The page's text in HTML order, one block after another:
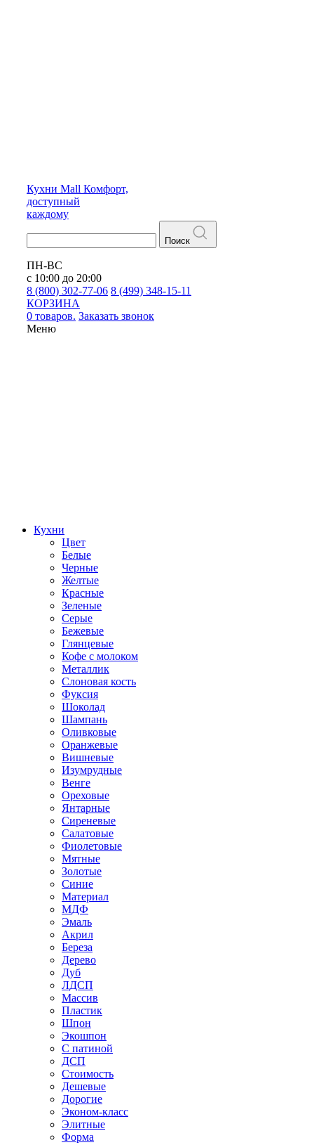
Кухни Mall Комфорт,
доступный
каждому
Поиск
ПН-ВС
с 10:00 до 20:00
8 (800) 302-77-06 8 (499) 348-15-11
КОРЗИНА
0 товаров. Заказать звонок
Меню
Кухни
Цвет
Белые
Черные
Желтые
Красные
Зеленые
Серые
Бежевые
Глянцевые
Кофе с молоком
Металлик
Слоновая кость
Фуксия
Шоколад
Шампань
Оливковые
Оранжевые
Вишневые
Изумрудные
Венге
Ореховые
Янтарные
Сиреневые
Салатовые
Фиолетовые
Мятные
Золотые
Синие
Материал
МДФ
Эмаль
Акрил
Береза
Дерево
Дуб
ЛДСП
Массив
Пластик
Шпон
Экошпон
С патиной
ДСП
Стоимость
Дешевые
Дорогие
Эконом-класс
Элитные
Форма